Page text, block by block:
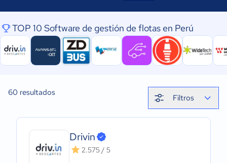
TOP 10 Software de gestión de flotas en Perú
60 resultados
Filtros
Drivin
2.575 / 5